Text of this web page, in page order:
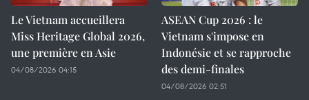
Le Vietnam accueillera
Miss Heritage Global 2026,
une première en Asie
04/08/2026 04:15
ASEAN Cup 2026 : le
Vietnam s'impose en
Indonésie et se rapproche
des demi-finales
04/08/2026 02:51